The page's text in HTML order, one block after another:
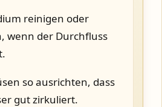
reinigen oder
wenn der Durchfluss
so ausrichten, dass
gut zirkuliert.